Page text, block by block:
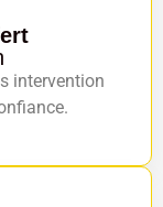
intervention